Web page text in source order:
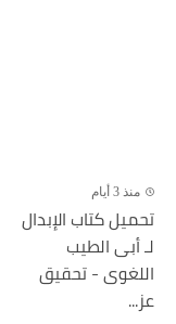
منذ 3 أيام
تحميل كتاب الإبدال
لـ أبى الطيب
اللغوى - تحقيق
عز...